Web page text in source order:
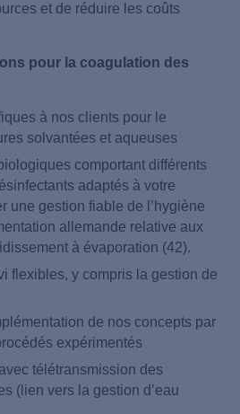
et de réduire les coûts
pour la coagulation des
à nos clients pour le
solvantées et aqueuses
comportant différents
adaptés à votre
une gestion fiable de l’hygiène
allemande relative aux
à évaporation (42).
flexibles, y compris la gestion de
de nos concepts par
expérimentés
avec télétransmission des
(lien vers la gestion d’eau